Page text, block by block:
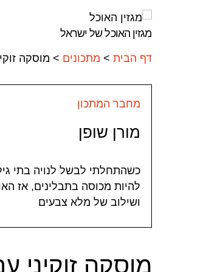
מגזין האוכל של ישראל
דף הבית > מתכונים > מוסקה
מחבר המתכון
מורן שופן
כשהתחלתי לבשל לנויה בתי
להיות מכוסה בתבלינים, אז
ושילוב של מלא צבעים
מוסקה זוקיני